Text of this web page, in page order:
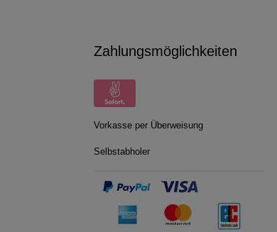
Zahlungsmöglichkeiten
Vorkasse per Überweisung
Selbstabholer